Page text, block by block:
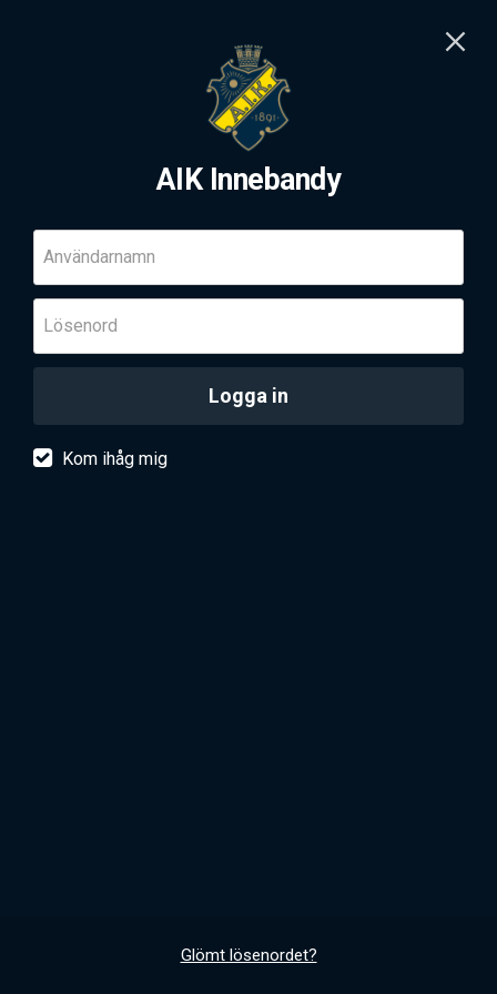
AIK Innebandy
Användarnamn
Lösenord
Logga in
Kom ihåg mig
Glömt lösenordet?